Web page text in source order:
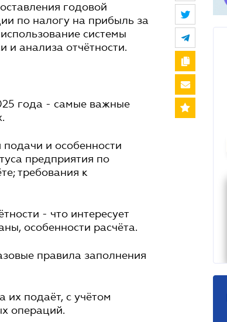
годовой
по налогу на прибыль за
системы
и анализа отчётности.
года - самые важные
подачи и особенности
предприятия по
требования к
- что интересует
особенности расчёта.
правила заполнения
их подаёт, с учётом
операций.